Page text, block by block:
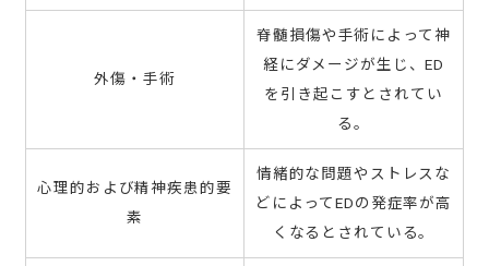
外傷・手術
脊髄損傷や手術によって神
経にダメージが生じ、ED
を引き起こすとされてい
る。
心理的および精神疾患的要
素
情緒的な問題やストレスな
どによってEDの発症率が高
くなるとされている。